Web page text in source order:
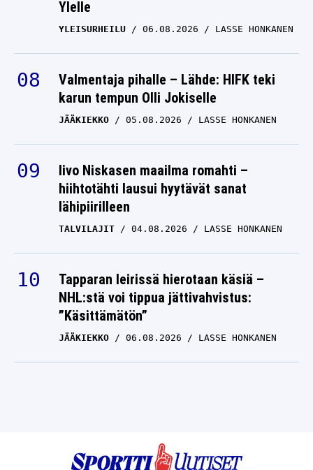
Ylelle
YLEISURHEILU 06.08.2026 LASSE HONKANEN
Valmentaja pihalle – Lähde: HIFK teki
karun tempun Olli Jokiselle
JÄÄKIEKKO 05.08.2026 LASSE HONKANEN
Iivo Niskasen maailma romahti –
hiihtotähti lausui hyytävät sanat
lähipiirilleen
TALVILAJIT 04.08.2026 LASSE HONKANEN
Tapparan leirissä hierotaan käsiä –
NHL:stä voi tippua jättivahvistus:
”Käsittämätön”
JÄÄKIEKKO 06.08.2026 LASSE HONKANEN